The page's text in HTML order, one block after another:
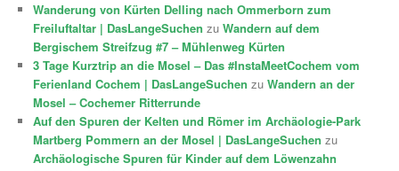
Wanderung von Kürten Delling nach Ommerborn zum
Freiluftaltar | DasLangeSuchen zuWandern auf dem
Bergischem Streifzug #7 – Mühlenweg Kürten
3 Tage Kurztrip an die Mosel – Das #InstaMeetCochem vom
Ferienland Cochem | DasLangeSuchen zuWandern an der
Mosel – Cochemer Ritterrunde
Auf den Spuren der Kelten und Römer im Archäologie-Park
Martberg Pommern an der Mosel | DasLangeSuchen zu
Archäologische Spuren für Kinder auf dem Löwenzahn